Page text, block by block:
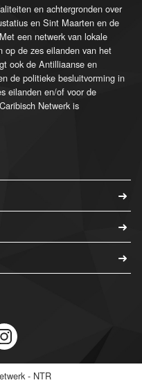
en achtergronden over
en Sint Maarten en de
een netwerk van lokale
op de zes eilanden van het
ook de Antilliaanse en
de politieke besluitvorming in
eilanden en/of voor de
Netwerk is
- NTR